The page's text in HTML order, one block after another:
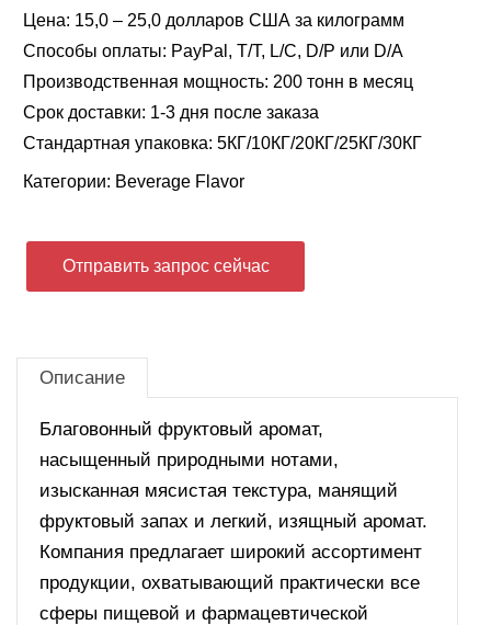
Цена: 15,0 – 25,0 долларов США за килограмм
Способы оплаты: PayPal, T/T, L/C, D/P или D/A
Производственная мощность: 200 тонн в месяц
Срок доставки: 1-3 дня после заказа
Стандартная упаковка: 5КГ/10КГ/20КГ/25КГ/30КГ
Категории: Beverage Flavor
Отправить запрос сейчас
Описание
Благовонный фруктовый аромат,
насыщенный природными нотами,
изысканная мясистая текстура, манящий
фруктовый запах и легкий, изящный аромат.
Компания предлагает широкий ассортимент
продукции, охватывающий практически все
сферы пищевой и фармацевтической